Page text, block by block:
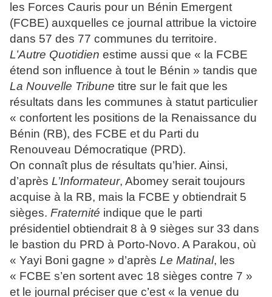
les Forces Cauris pour un Bénin Emergent
(FCBE) auxquelles ce journal attribue la victoire
dans 57 des 77 communes du territoire.
L’Autre Quotidien estime aussi que « la FCBE
étend son influence à tout le Bénin » tandis que
La Nouvelle Tribune titre sur le fait que les
résultats dans les communes à statut particulier
« confortent les positions de la Renaissance du
Bénin (RB), des FCBE et du Parti du
Renouveau Démocratique (PRD).
On connaît plus de résultats qu’hier. Ainsi,
d’après L’Informateur, Abomey serait toujours
acquise à la RB, mais la FCBE y obtiendrait 5
sièges. Fraternité indique que le parti
présidentiel obtiendrait 8 à 9 sièges sur 33 dans
le bastion du PRD à Porto-Novo. A Parakou, où
« Yayi Boni gagne » d’après Le Matinal, les
« FCBE s’en sortent avec 18 sièges contre 7 »
et le journal préciser que c’est « la venue du